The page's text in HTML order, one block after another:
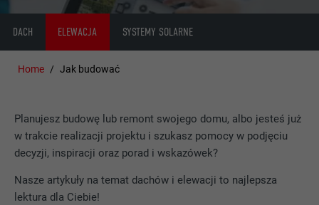
DACH ELEWACJA SYSTEMY SOLARNE
Home Jak budować
Planujesz budowę lub remont swojego domu, albo jesteś już
w trakcie realizacji projektu i szukasz pomocy w podjęciu
decyzji, inspiracji oraz porad i wskazówek?
Nasze artykuły na temat dachów i elewacji to najlepsza
lektura dla Ciebie!